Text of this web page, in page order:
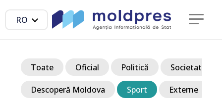
RO
Toate Oficial Politică Societate
Descoperă Moldova Sport Externe